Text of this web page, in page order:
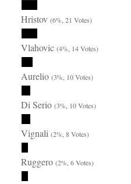
Hristov(6%, 21 Votes)
Vlahovic(4%, 14 Votes)
Aurelio(3%, 10 Votes)
Di Serio(3%, 10 Votes)
Vignali(2%, 8 Votes)
Ruggero(2%, 6 Votes)